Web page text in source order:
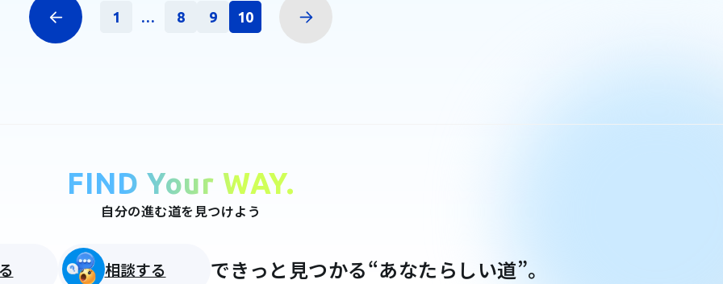
1 ... 8 9 10
FIND Your WAY.
自分の進む道を見つけよう
相談する できっと見つかる“あなたらしい道”。